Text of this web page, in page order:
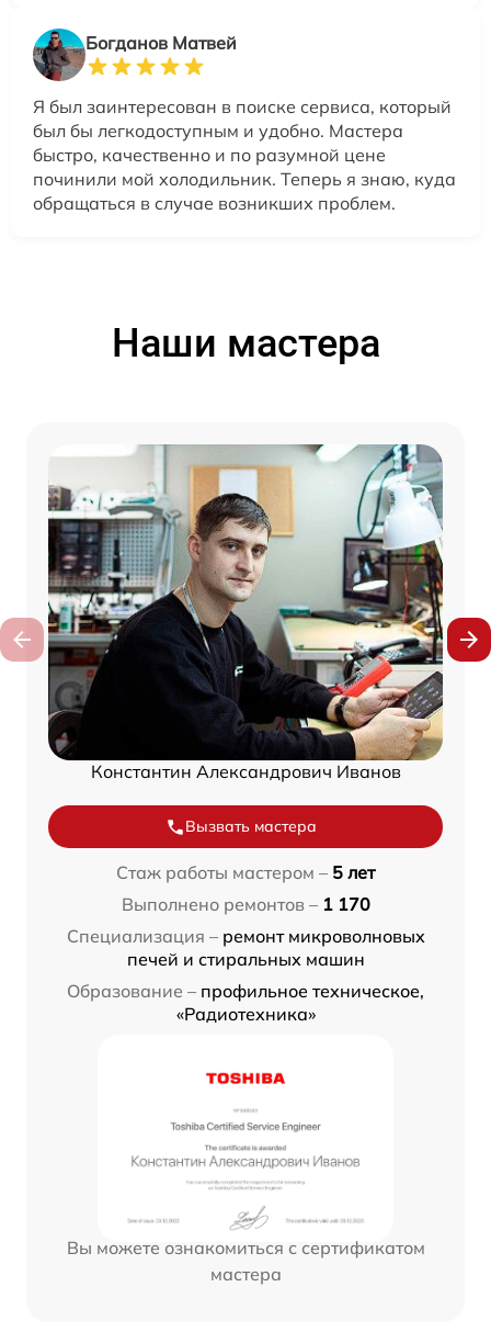
Богданов Матвей
Я был заинтересован в поиске сервиса, который
был бы легкодоступным и удобно. Мастера
быстро, качественно и по разумной цене
починили мой холодильник. Теперь я знаю, куда
обращаться в случае возникших проблем.
Наши мастера
Константин Александрович Иванов
Вызвать мастера
Стаж работы мастером – 5 лет
Выполнено ремонтов – 1 170
Специализация – ремонт микроволновых
печей и стиральных машин
Образование – профильное техническое,
«Радиотехника»
Вы можете ознакомиться с сертификатом
мастера